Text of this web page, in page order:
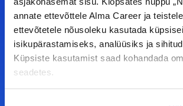
annate ettevõttele Alma Career ja
ettevõtetele nõusoleku kasutada
isikupärastamiseks, analüüsiks ja
Küpsiste kasutamist saad kohandada
seadetes.
c
e
b
o
o
s
t
a
g
r
n
k
e
d
i
© Alma Career Estonia OÜ